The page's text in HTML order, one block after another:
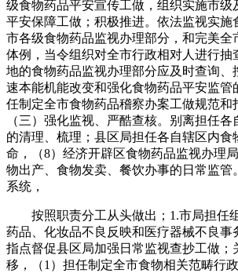
级食物药品平安宣传工做，组织实施市级
平安保障工做；积极推进。依法监视实施
市各级食物药品监视办理部分，和完美全
体例，当令组织对全市行政相对人进行抽
地的食物药品监视办理部分应及时查询、
速本能机能改变和强化食物药品平安监管
任制定全市食物药品稽察办案工做规范和
（三）强化监视、严酷查核。别离担任
的清理、梳理；县区局担任各自辖区内食
命，（8）经济开辟区食物药品监视办理
物出产、食物发卖、餐饮办事的日常监管
系统，
按照职责分工从头做出；1.市局担任
药品、化妆品不良反映和医疗器械不良事
指点督促县区局加强日常监视查抄工做；
移，（1）担任制定全市食物相关范畴行